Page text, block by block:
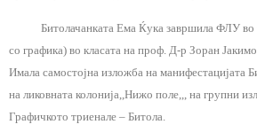
Битолачанката Ема Ќука завршила ФЛУ во
со графика) во класата на проф. Д-р Зоран
Имала самостојна изложба на манифестацијата
на ликовната колонија,,Нижо поле,,, на групни
Графичкото триенале – Битола.